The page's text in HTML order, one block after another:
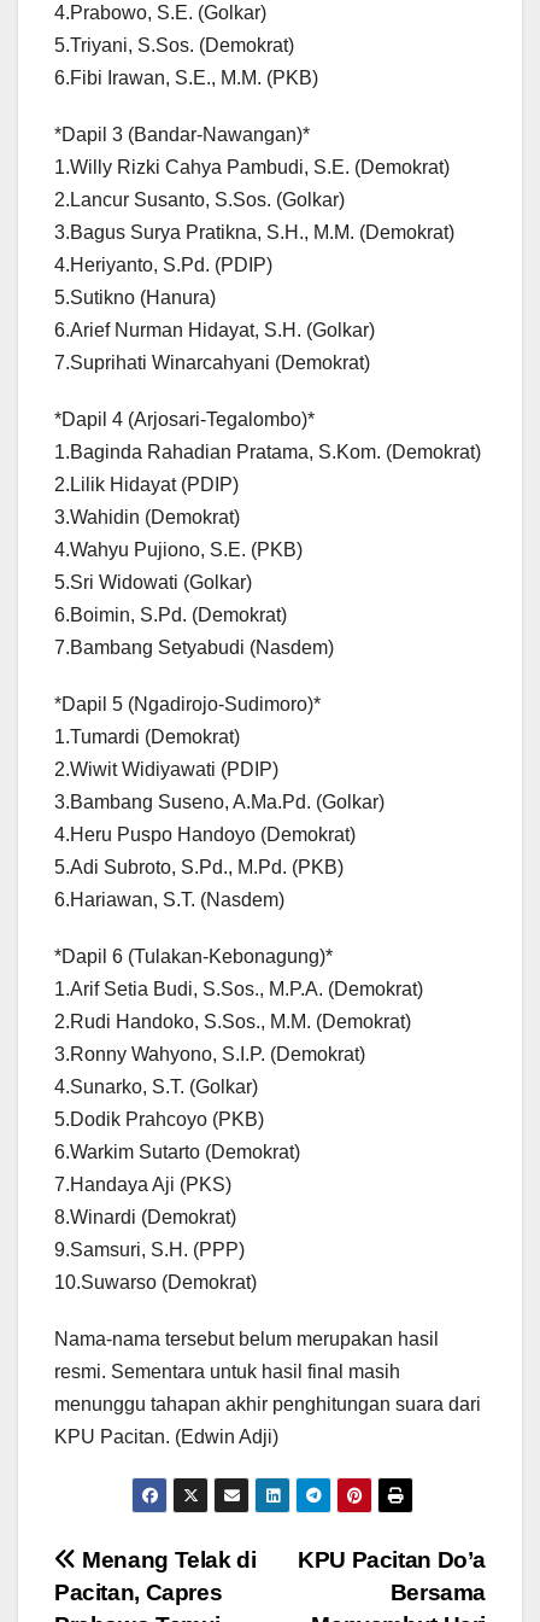
4.Prabowo, S.E. (Golkar)
5.Triyani, S.Sos. (Demokrat)
6.Fibi Irawan, S.E., M.M. (PKB)
*Dapil 3 (Bandar-Nawangan)*
1.Willy Rizki Cahya Pambudi, S.E. (Demokrat)
2.Lancur Susanto, S.Sos. (Golkar)
3.Bagus Surya Pratikna, S.H., M.M. (Demokrat)
4.Heriyanto, S.Pd. (PDIP)
5.Sutikno (Hanura)
6.Arief Nurman Hidayat, S.H. (Golkar)
7.Suprihati Winarcahyani (Demokrat)
*Dapil 4 (Arjosari-Tegalombo)*
1.Baginda Rahadian Pratama, S.Kom. (Demokrat)
2.Lilik Hidayat (PDIP)
3.Wahidin (Demokrat)
4.Wahyu Pujiono, S.E. (PKB)
5.Sri Widowati (Golkar)
6.Boimin, S.Pd. (Demokrat)
7.Bambang Setyabudi (Nasdem)
*Dapil 5 (Ngadirojo-Sudimoro)*
1.Tumardi (Demokrat)
2.Wiwit Widiyawati (PDIP)
3.Bambang Suseno, A.Ma.Pd. (Golkar)
4.Heru Puspo Handoyo (Demokrat)
5.Adi Subroto, S.Pd., M.Pd. (PKB)
6.Hariawan, S.T. (Nasdem)
*Dapil 6 (Tulakan-Kebonagung)*
1.Arif Setia Budi, S.Sos., M.P.A. (Demokrat)
2.Rudi Handoko, S.Sos., M.M. (Demokrat)
3.Ronny Wahyono, S.I.P. (Demokrat)
4.Sunarko, S.T. (Golkar)
5.Dodik Prahcoyo (PKB)
6.Warkim Sutarto (Demokrat)
7.Handaya Aji (PKS)
8.Winardi (Demokrat)
9.Samsuri, S.H. (PPP)
10.Suwarso (Demokrat)
Nama-nama tersebut belum merupakan hasil
resmi. Sementara untuk hasil final masih
menunggu tahapan akhir penghitungan suara dari
KPU Pacitan. (Edwin Adji)
Post
KPU Pacitan Do’a
Bersama
Menang Telak di
Pacitan, Capres